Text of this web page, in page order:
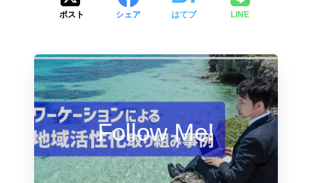
ポスト シェア はてブ LINE
Follow Me!